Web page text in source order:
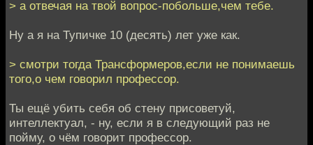
> а отвечая на твой вопрос-побольше,чем тебе.
Ну а я на Тупичке 10 (десять) лет уже как.
> смотри тогда Трансформеров,если не понимаешь
того,о чем говорил профессор.
Ты ещё убить себя об стену присоветуй,
интеллектуал, - ну, если я в следующий раз не
пойму, о чём говорит профессор.